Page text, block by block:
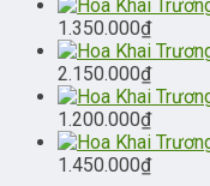
1.350.000₫
2.150.000₫
1.200.000₫
1.450.000₫